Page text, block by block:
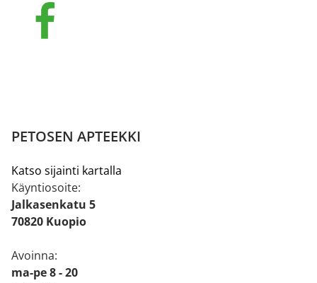
PETOSEN APTEEKKI
Katso sijainti kartalla
Käyntiosoite:
Jalkasenkatu 5
70820 Kuopio
Avoinna:
ma-pe 8 - 20